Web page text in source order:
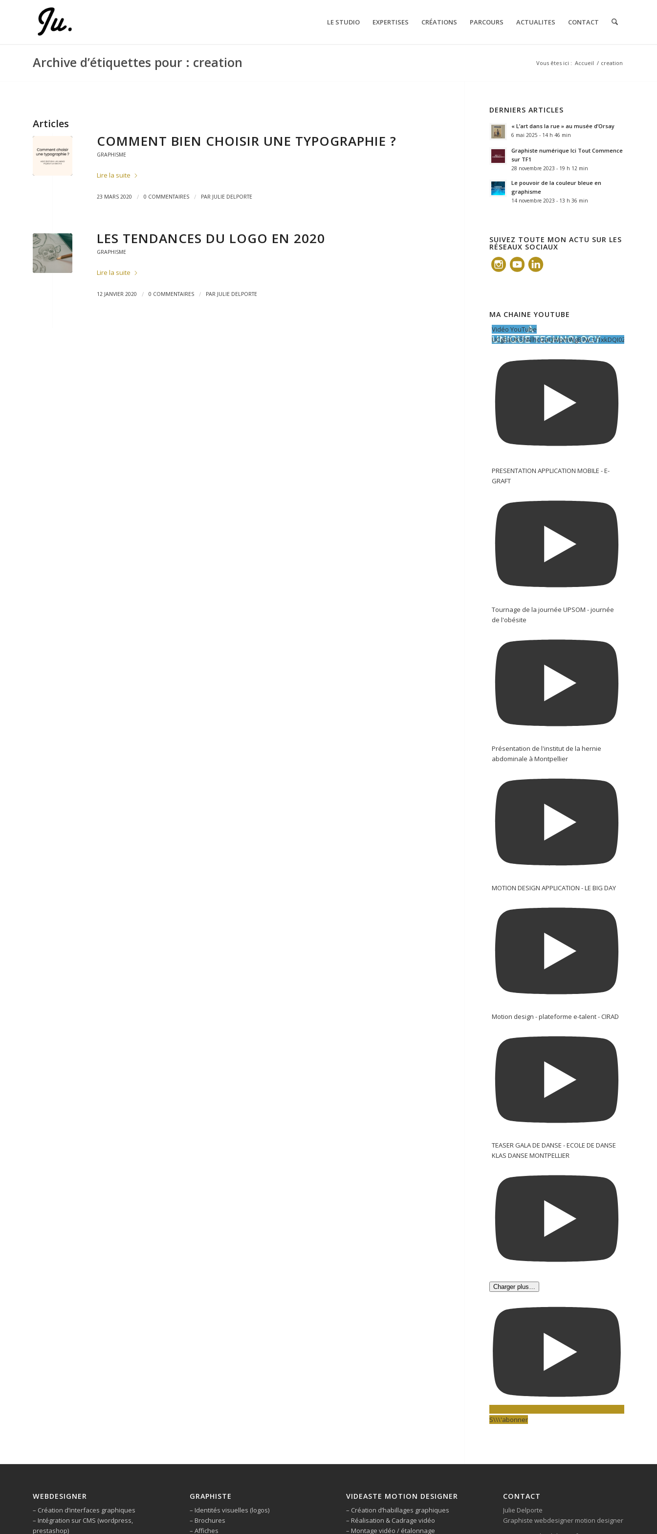
LE STUDIO EXPERTISES CRÉATIONS PARCOURS ACTUALITES CONTACT
Archive d’étiquettes pour : creation Vous êtes ici : Accueil / creation
Articles
COMMENT BIEN CHOISIR UNE TYPOGRAPHIE ?
GRAPHISME
Lire la suite
23 MARS 2020 / 0 COMMENTAIRES / PAR JULIE DELPORTE
LES TENDANCES DU LOGO EN 2020
GRAPHISME
Lire la suite
12 JANVIER 2020 / 0 COMMENTAIRES / PAR JULIE DELPORTE
DERNIERS ARTICLES
« L’art dans la rue » au musée d’Orsay
6 mai 2025 - 14 h 46 min
Graphiste numérique Ici Tout Commence
sur TF1
28 novembre 2023 - 19 h 12 min
Le pouvoir de la couleur bleue en
graphisme
14 novembre 2023 - 13 h 36 min
SUIVEZ TOUTE MON ACTU SUR LES
RÉSEAUX SOCIAUX
MA CHAINE YOUTUBE
Vidéo YouTube
UCgEaUKShNlhcQaQWpmWgB7w_U1xkDQI0ZOY
PRESENTATION APPLICATION MOBILE - E-
GRAFT
Tournage de la journée UPSOM - journée
de l'obésite
Présentation de l'institut de la hernie
abdominale à Montpellier
MOTION DESIGN APPLICATION - LE BIG DAY
Motion design - plateforme e-talent - CIRAD
TEASER GALA DE DANSE - ECOLE DE DANSE
KLAS DANSE MONTPELLIER
Charger plus…
S\\\'abonner
WEBDESIGNER
– Création d’interfaces graphiques
– Intégration sur CMS (wordpress,
prestashop)
GRAPHISTE
– Identités visuelles (logos)
– Brochures
– Affiches
VIDEASTE MOTION DESIGNER
– Création d’habillages graphiques
– Réalisation & Cadrage vidéo
– Montage vidéo / étalonnage
CONTACT
Julie Delporte
Graphiste webdesigner motion designer